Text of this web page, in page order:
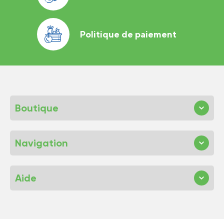
Politique de paiement
Boutique
Navigation
Aide